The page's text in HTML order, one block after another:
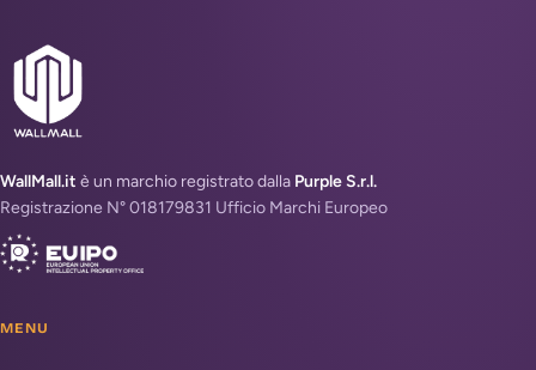
WallMall.it è un marchio registrato dalla Purple S.r.l.
Registrazione N° 018179831 Ufficio Marchi Europeo
MENU